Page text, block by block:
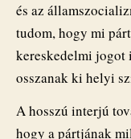
és az
tudom, hogy mi
kereskedelmi jogot
osszanak ki helyi
A hosszú interjú
hogy a pártjának